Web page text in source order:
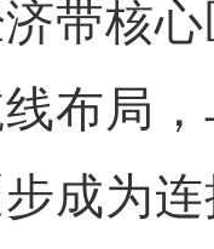
带核
布局
成为